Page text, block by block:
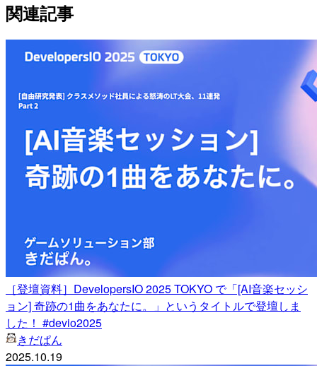
関連記事
［登壇資料］DevelopersIO 2025 TOKYO で「[AI音楽セッシ
ョン] 奇跡の1曲をあなたに。」というタイトルで登壇しま
した！ #devio2025
きだぱん
2025.10.19